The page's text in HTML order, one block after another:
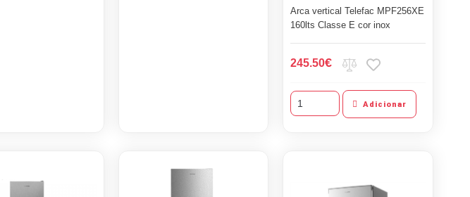
Arca vertical Telefac MPF256XE
160lts Classe E cor inox
245.50€
Adicionar